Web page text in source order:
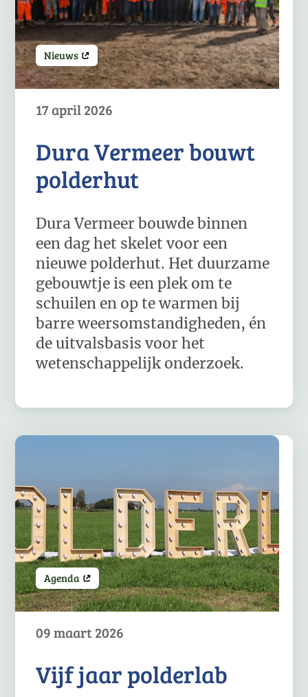
Nieuws
17 april 2026
Dura Vermeer bouwt
polderhut
Dura Vermeer bouwde binnen
een dag het skelet voor een
nieuwe polderhut. Het duurzame
gebouwtje is een plek om te
schuilen en op te warmen bij
barre weersomstandigheden, én
de uitvalsbasis voor het
wetenschappelijk onderzoek.
Agenda
09 maart 2026
Vijf jaar polderlab